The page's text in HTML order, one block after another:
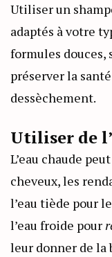
Utiliser un
adaptés à votre
formules douces,
préserver la
dessèchement.
Utiliser de
L’eau chaude
cheveux, les
l’eau tiède pour
l’eau froide pour
leur donner de la